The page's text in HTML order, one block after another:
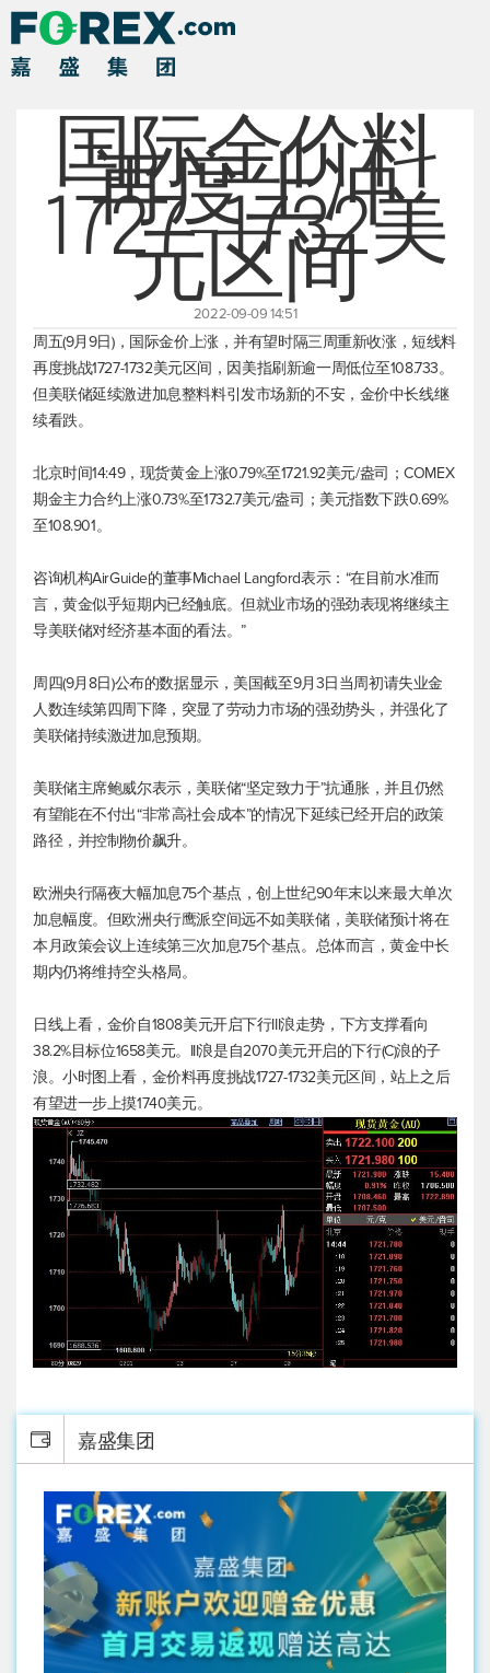
国际金价料
再度上冲
1727-1732美
元区间
2022-09-09 14:51
周五(9月9日)，国际金价上涨，并有望时隔三周重新收涨，短线料
再度挑战1727-1732美元区间，因美指刷新逾一周低位至108.733。
但美联储延续激进加息整料料引发市场新的不安，金价中长线继
续看跌。
北京时间14:49， 现货黄金上涨0.79%至1721.92美元/盎司；COMEX
期金主力合约上涨0.73%至1732.7美元/盎司； 美元指数下跌0.69%
至108.901。
咨询机构AirGuide的董事Michael Langford表示：“在目前水准而
言，黄金似乎短期内已经触底。但就业市场的强劲表现将继续主
导美联储对经济基本面的看法。”
周四(9月8日)公布的数据显示，美国截至9月3日当周初请失业金
人数连续第四周下降，突显了劳动力市场的强劲势头，并强化了
美联储持续激进加息预期。
美联储主席鲍威尔表示，美联储“坚定致力于”抗通胀，并且仍然
有望能在不付出“非常高社会成本”的情况下延续已经开启的政策
路径，并控制物价飙升。
欧洲央行隔夜大幅加息75个基点，创上世纪90年末以来最大单次
加息幅度。但欧洲央行鹰派空间远不如美联储，美联储预计将在
本月政策会议上连续第三次加息75个基点。总体而言，黄金中长
期内仍将维持空头格局。
日线上看，金价自1808美元开启下行III浪走势，下方支撑看向
38.2%目标位1658美元。III浪是自2070美元开启的下行(C)浪的子
浪。小时图上看，金价料再度挑战1727-1732美元区间，站上之后
有望进一步上摸1740美元。
嘉盛集团